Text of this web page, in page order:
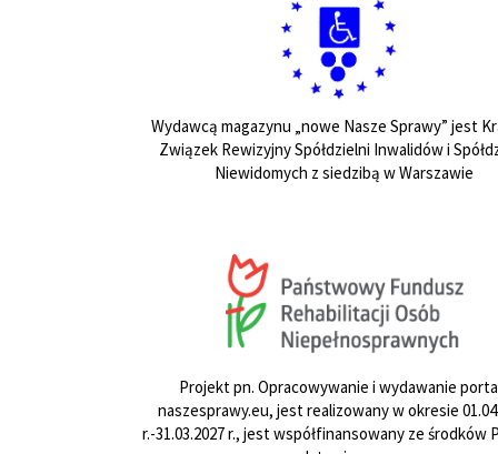
Wydawcą magazynu „nowe Nasze Sprawy” jest
Związek Rewizyjny Spółdzielni Inwalidów i
Niewidomych z siedzibą w Warszawie
Projekt pn. Opracowywanie i wydawanie
naszesprawy.eu, jest realizowany w okresie
r.-31.03.2027 r., jest współfinansowany ze środków